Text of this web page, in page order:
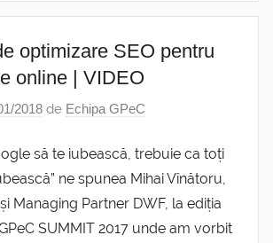
optimizare SEO pentru
online | VIDEO
2018 de Echipa GPeC
să te iubească, trebuie ca toți
ne spunea Mihai Vînătoru,
Managing Partner DWF, la ediția
SUMMIT 2017 unde am vorbit